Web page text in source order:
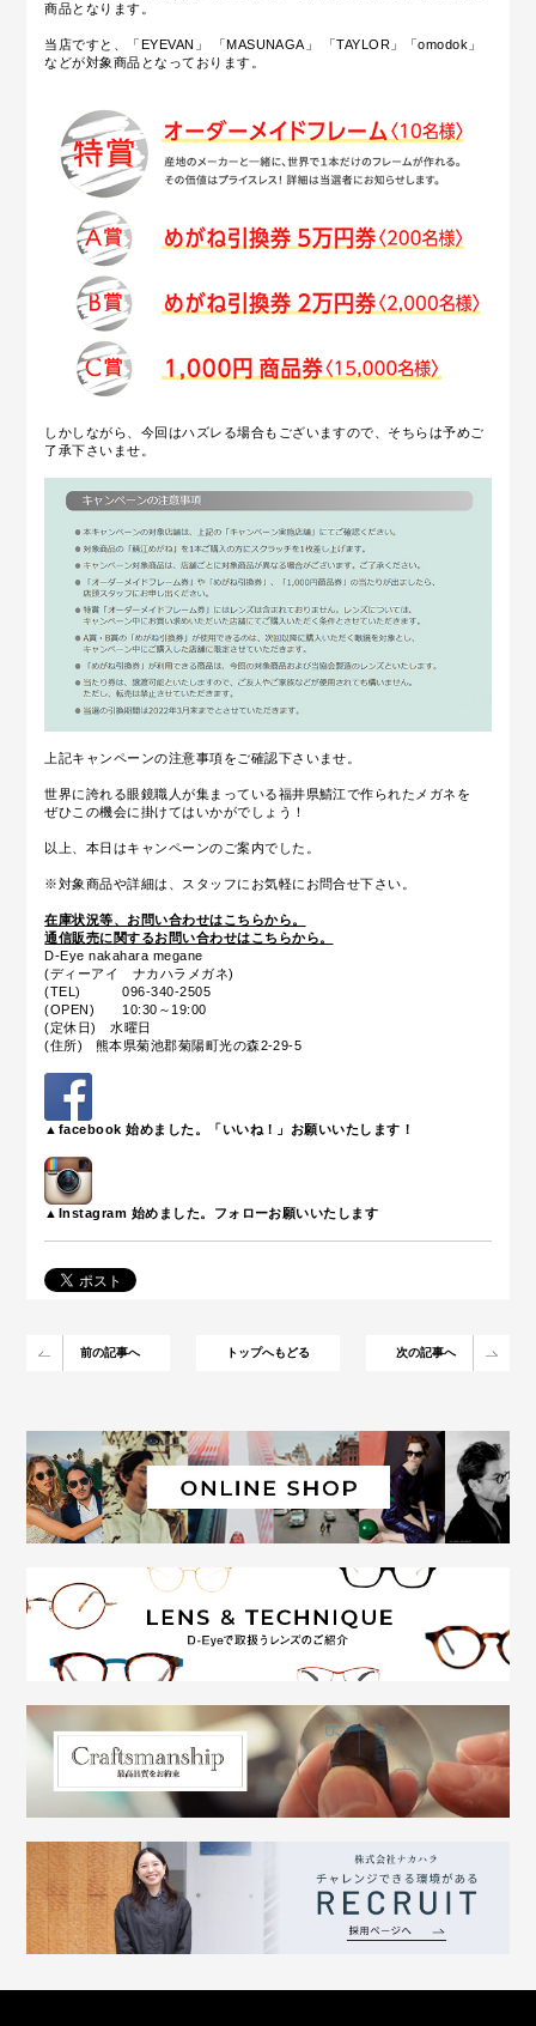
商品となります。
当店ですと、「EYEVAN」 「MASUNAGA」 「TAYLOR」「omodok」
などが対象商品となっております。
しかしながら、今回はハズレる場合もございますので、そちらは予めご
了承下さいませ。
上記キャンペーンの注意事項をご確認下さいませ。
世界に誇れる眼鏡職人が集まっている福井県鯖江で作られたメガネを
ぜひこの機会に掛けてはいかがでしょう！
以上、本日はキャンペーンのご案内でした。
※対象商品や詳細は、スタッフにお気軽にお問合せ下さい。
在庫状況等、お問い合わせはこちらから。
通信販売に関するお問い合わせはこちらから。
D-Eye nakahara megane
(ディーアイ ナカハラメガネ)
(TEL) 096-340-2505
(OPEN) 10:30～19:00
(定休日) 水曜日
(住所) 熊本県菊池郡菊陽町光の森2-29-5
▲facebook 始めました。「いいね！」お願いいたします！
▲Instagram 始めました。フォローお願いいたします
前の記事へ トップへもどる 次の記事へ